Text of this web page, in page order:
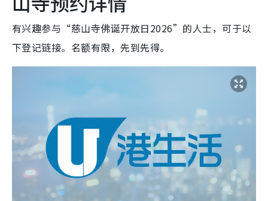
有兴趣参与“慈山寺佛诞开放日2026”的人士，可于以
下登记链接。名额有限，先到先得。